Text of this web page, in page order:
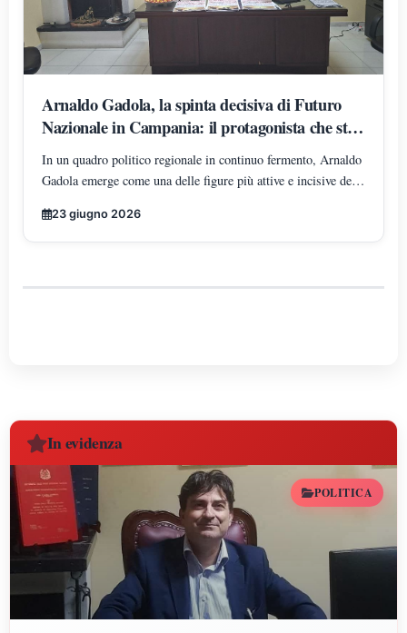
Arnaldo Gadola, la spinta decisiva di Futuro
Nazionale in Campania: il protagonista che sta
ridisegnando gli equilibri territoriali
In un quadro politico regionale in continuo fermento, Arnaldo
Gadola emerge come una delle figure più attive e incisive del
modello di leadership territoriale determinata, strutturata e in
costante espansione.
23 giugno 2026
In evidenza
POLITICA